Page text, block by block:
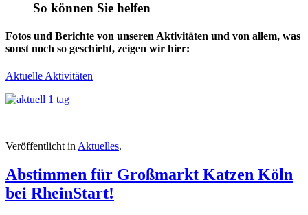
So können Sie helfen
Fotos und Berichte von unseren Aktivitäten und von allem, was
sonst noch so geschieht, zeigen wir hier:
Aktuelle Aktivitäten
Veröffentlicht in Aktuelles.
Abstimmen für Großmarkt Katzen Köln
bei RheinStart!